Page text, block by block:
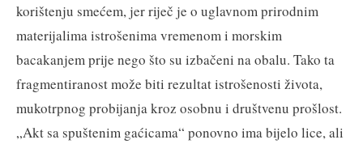
korištenju smećem, jer riječ je o uglavnom prirodnim
materijalima istrošenima vremenom i morskim
bacakanjem prije nego što su izbačeni na obalu. Tako ta
fragmentiranost može biti rezultat istrošenosti života,
mukotrpnog probijanja kroz osobnu i društvenu prošlost.
„Akt sa spuštenim gaćicama“ ponovno ima bijelo lice, ali